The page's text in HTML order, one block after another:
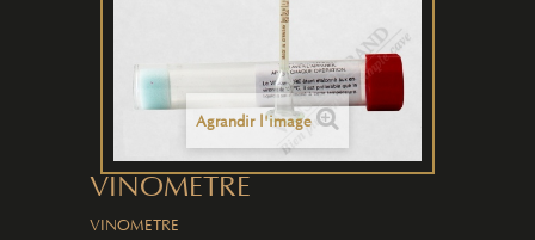
Agrandir l'image
VINOMETRE
VINOMETRE